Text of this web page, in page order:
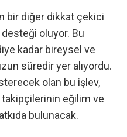
bir diğer dikkat çekici
oluyor. Bu
kadar bireysel ve
süredir yer alıyordu.
olan bu işlev,
eğilim ve
bulunacak.